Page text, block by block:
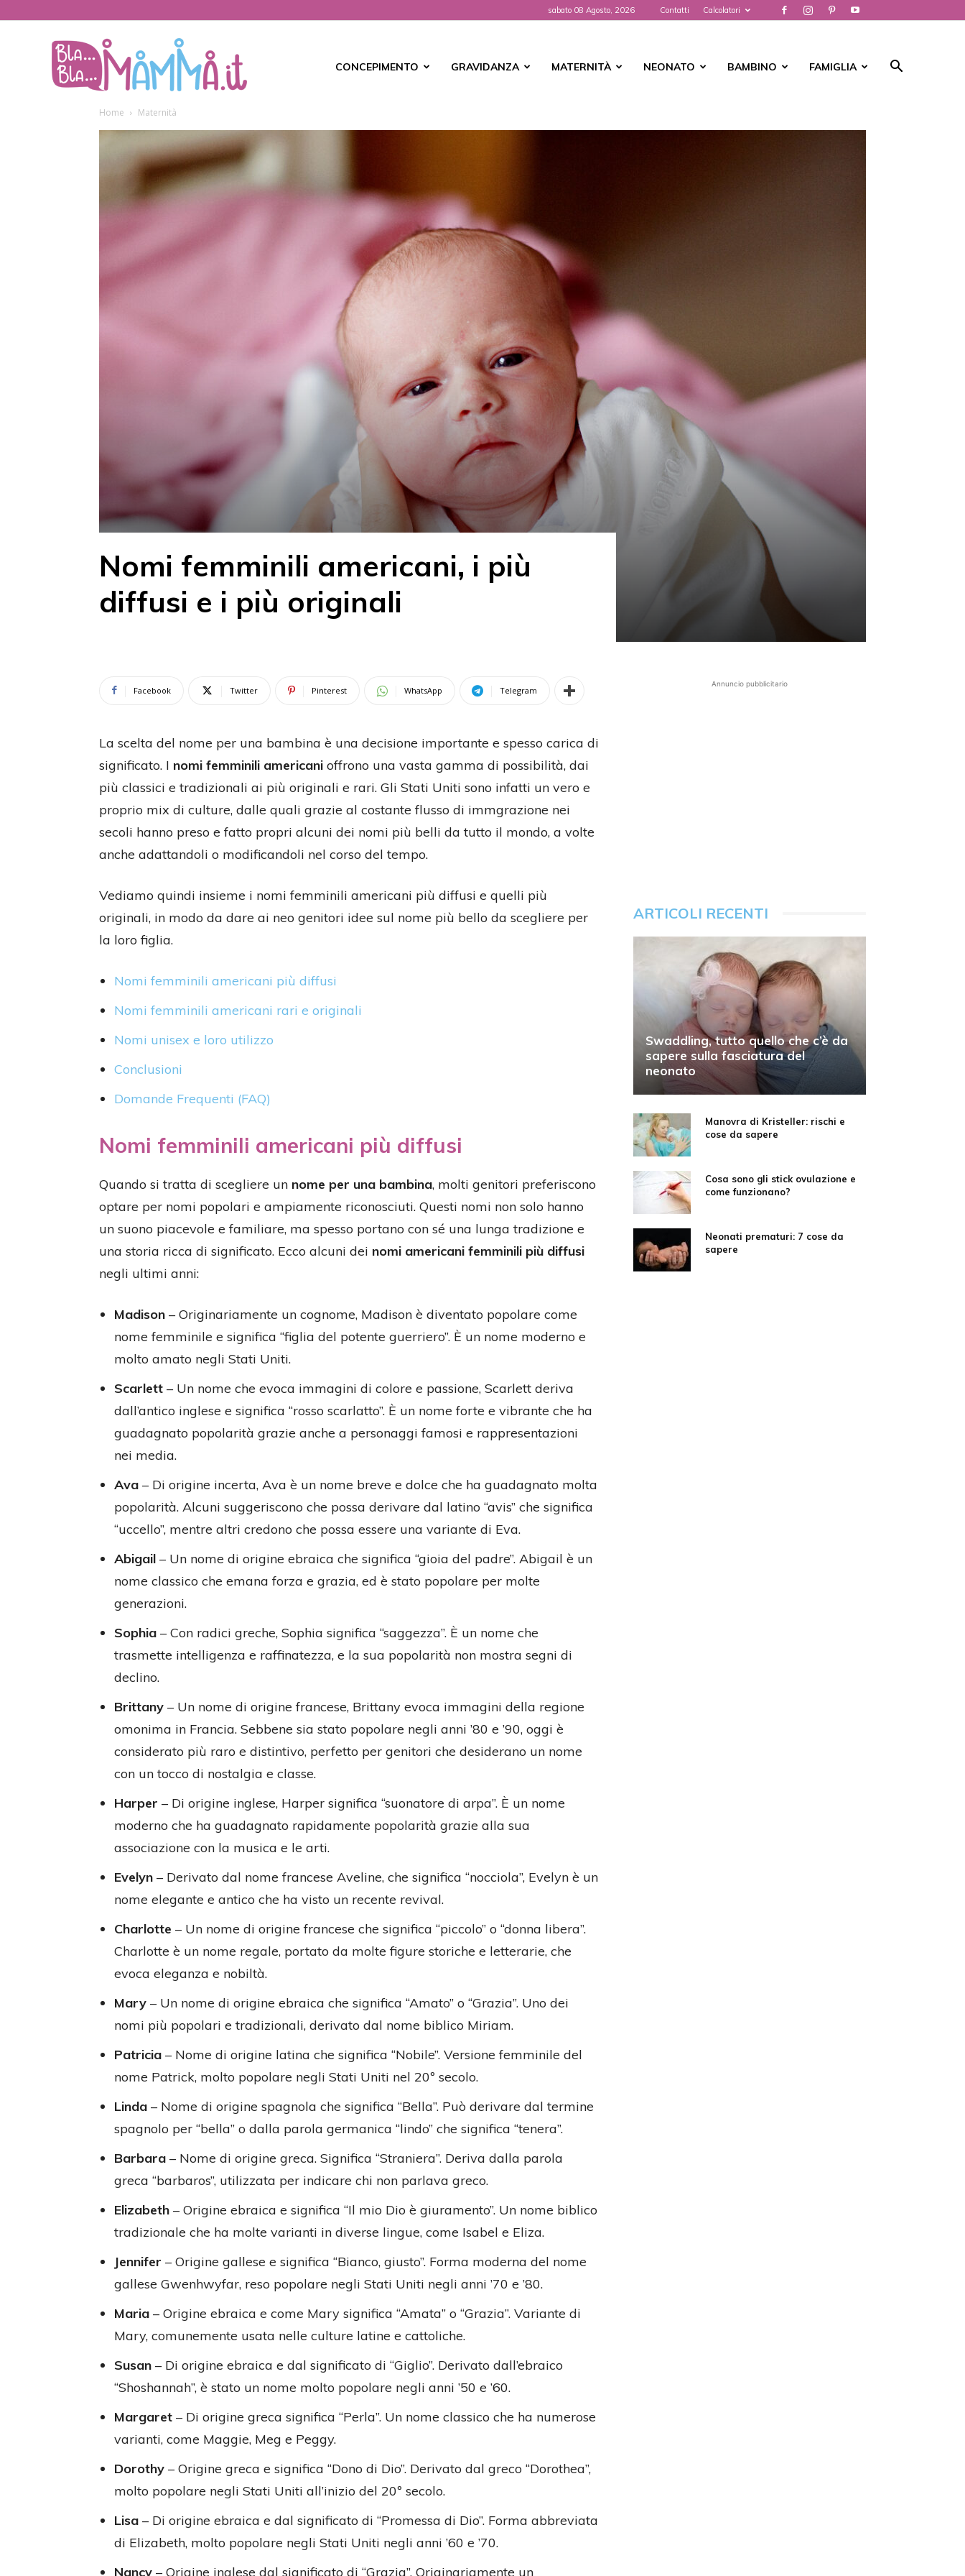
sabato 08 Agosto, 2026 Contatti Calcolatori
CONCEPIMENTO GRAVIDANZA MATERNITÀ NEONATO BAMBINO FAMIGLIA
Home Maternità
Nomi femminili americani, i più
diffusi e i più originali
Facebook Twitter Pinterest WhatsApp Telegram
La scelta del nome per una bambina è una decisione importante e spesso carica di
significato. I nomi femminili americani offrono una vasta gamma di possibilità, dai
più classici e tradizionali ai più originali e rari. Gli Stati Uniti sono infatti un vero e
proprio mix di culture, dalle quali grazie al costante flusso di immgrazione nei
secoli hanno preso e fatto propri alcuni dei nomi più belli da tutto il mondo, a volte
anche adattandoli o modificandoli nel corso del tempo.
Vediamo quindi insieme i nomi femminili americani più diffusi e quelli più
originali, in modo da dare ai neo genitori idee sul nome più bello da scegliere per
la loro figlia.
Nomi femminili americani più diffusi
Nomi femminili americani rari e originali
Nomi unisex e loro utilizzo
Conclusioni
Domande Frequenti (FAQ)
Nomi femminili americani più diffusi
Quando si tratta di scegliere un nome per una bambina, molti genitori preferiscono
optare per nomi popolari e ampiamente riconosciuti. Questi nomi non solo hanno
un suono piacevole e familiare, ma spesso portano con sé una lunga tradizione e
una storia ricca di significato. Ecco alcuni dei nomi americani femminili più diffusi
negli ultimi anni:
Madison – Originariamente un cognome, Madison è diventato popolare come
nome femminile e significa “figlia del potente guerriero”. È un nome moderno e
molto amato negli Stati Uniti.
Scarlett – Un nome che evoca immagini di colore e passione, Scarlett deriva
dall’antico inglese e significa “rosso scarlatto”. È un nome forte e vibrante che ha
guadagnato popolarità grazie anche a personaggi famosi e rappresentazioni
nei media.
Ava – Di origine incerta, Ava è un nome breve e dolce che ha guadagnato molta
popolarità. Alcuni suggeriscono che possa derivare dal latino “avis” che significa
“uccello”, mentre altri credono che possa essere una variante di Eva.
Abigail – Un nome di origine ebraica che significa “gioia del padre”. Abigail è un
nome classico che emana forza e grazia, ed è stato popolare per molte
generazioni.
Sophia – Con radici greche, Sophia significa “saggezza”. È un nome che
trasmette intelligenza e raffinatezza, e la sua popolarità non mostra segni di
declino.
Brittany – Un nome di origine francese, Brittany evoca immagini della regione
omonima in Francia. Sebbene sia stato popolare negli anni ’80 e ’90, oggi è
considerato più raro e distintivo, perfetto per genitori che desiderano un nome
con un tocco di nostalgia e classe.
Harper – Di origine inglese, Harper significa “suonatore di arpa”. È un nome
moderno che ha guadagnato rapidamente popolarità grazie alla sua
associazione con la musica e le arti.
Evelyn – Derivato dal nome francese Aveline, che significa “nocciola”, Evelyn è un
nome elegante e antico che ha visto un recente revival.
Charlotte – Un nome di origine francese che significa “piccolo” o “donna libera”.
Charlotte è un nome regale, portato da molte figure storiche e letterarie, che
evoca eleganza e nobiltà.
Mary – Un nome di origine ebraica che significa “Amato” o “Grazia”. Uno dei
nomi più popolari e tradizionali, derivato dal nome biblico Miriam.
Patricia – Nome di origine latina che significa “Nobile”. Versione femminile del
nome Patrick, molto popolare negli Stati Uniti nel 20º secolo.
Linda – Nome di origine spagnola che significa “Bella”. Può derivare dal termine
spagnolo per “bella” o dalla parola germanica “lindo” che significa “tenera”.
Barbara – Nome di origine greca. Significa “Straniera”. Deriva dalla parola
greca “barbaros”, utilizzata per indicare chi non parlava greco.
Elizabeth – Origine ebraica e significa “Il mio Dio è giuramento”. Un nome biblico
tradizionale che ha molte varianti in diverse lingue, come Isabel e Eliza.
Jennifer – Origine gallese e significa “Bianco, giusto”. Forma moderna del nome
gallese Gwenhwyfar, reso popolare negli Stati Uniti negli anni ’70 e ’80.
Maria – Origine ebraica e come Mary significa “Amata” o “Grazia”. Variante di
Mary, comunemente usata nelle culture latine e cattoliche.
Susan – Di origine ebraica e dal significato di “Giglio”. Derivato dall’ebraico
“Shoshannah”, è stato un nome molto popolare negli anni ’50 e ’60.
Margaret – Di origine greca significa “Perla”. Un nome classico che ha numerose
varianti, come Maggie, Meg e Peggy.
Dorothy – Origine greca e significa “Dono di Dio”. Derivato dal greco “Dorothea”,
molto popolare negli Stati Uniti all’inizio del 20º secolo.
Lisa – Di origine ebraica e dal significato di “Promessa di Dio”. Forma abbreviata
di Elizabeth, molto popolare negli Stati Uniti negli anni ’60 e ’70.
Nancy – Origine inglese dal significato di “Grazia”. Originariamente un
Annuncio pubblicitario
ARTICOLI RECENTI
Swaddling, tutto quello che c’è da
sapere sulla fasciatura del
neonato
Manovra di Kristeller: rischi e
cose da sapere
Cosa sono gli stick ovulazione e
come funzionano?
Neonati prematuri: 7 cose da
sapere